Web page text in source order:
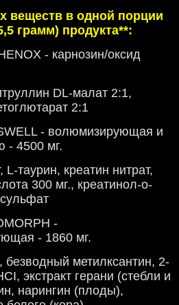
веществ в одной порции
грамм) продукта**:
- карнозин/оксид
DL-малат 2:1,
2:1
- волюмизирующая и
- 4500 мг.
таурин, креатин нитрат,
300 мг., креатинол-о-
-
- 1860 мг.
безводный метилксантин, 2-
экстракт герани (стебли и
нарингин (плоды),